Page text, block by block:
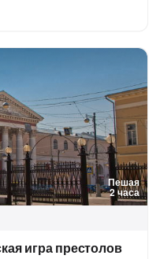
Пешая
2 часа
игра престолов